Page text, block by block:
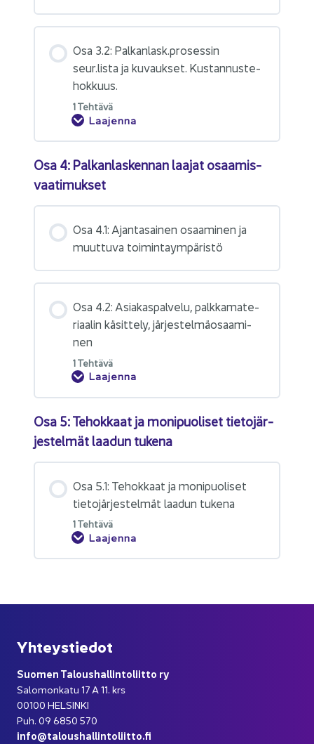
Osa 3.2: Pal­kan­lask.pro­ses­sin
seur.lista ja ku­vauk­set. Kus­tan­nus­te­
hok­kuus.
1 Teh­tä­vä
Laajenna
Osa 4: Pal­kan­las­ken­nan laa­jat osaa­mis­
vaa­ti­muk­set
Osa 4.1: Ajan­ta­sai­nen osaa­mi­nen ja
muut­tu­va toi­min­taym­pä­ris­tö
Osa 4.2: Asia­kas­pal­ve­lu, palk­ka­ma­te­
ri­aa­lin kä­sit­te­ly, jär­jes­tel­mä­osaa­mi­
nen
1 Teh­tä­vä
Laajenna
Osa 5: Te­hok­kaat ja mo­ni­puo­li­set tie­to­jär­
jes­tel­mät laa­dun tu­ke­na
Osa 5.1: Te­hok­kaat ja mo­ni­puo­li­set
tie­to­jär­jes­tel­mät laa­dun tu­ke­na
1 Teh­tä­vä
Laajenna
Yh­teys­tie­dot
Suo­men Ta­lous­hal­lin­to­liit­to ry
Sa­lo­mon­ka­tu 17 A 11. krs
00100 HEL­SIN­KI
Puh. 09 6850 570
info@ta­lous­hal­lin­to­liit­to.fi